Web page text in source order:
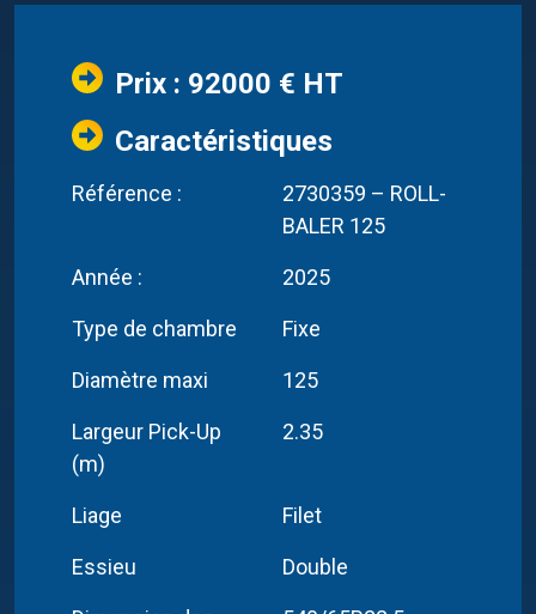
Prix : 92000 € HT
Caractéristiques
Référence :
2730359 – ROLL-
BALER 125
Année : 2025
Type de chambre Fixe
Diamètre maxi 125
Largeur Pick-Up
(m)
2.35
Liage Filet
Essieu Double